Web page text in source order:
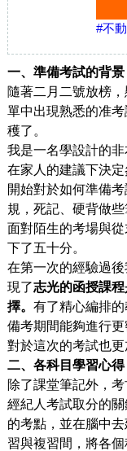
#不
一、準備考試的背景
隨著二月二號放榜
單中出現熟悉的准
穫了。
我是一名學設計的
在家人的建議下決
開始對於如何準備
規，死記、硬背做
面對陌生的考場與
下了五十分。
在第一次的經驗過
現了志光的函授課
擇。 有了精心編排
備考期間能夠進行
對於這次的考試也更
二、各科目學習心得
除了課堂筆記外，
經紀人考試取分的
的考點，並在腦中
習與複習間，將各